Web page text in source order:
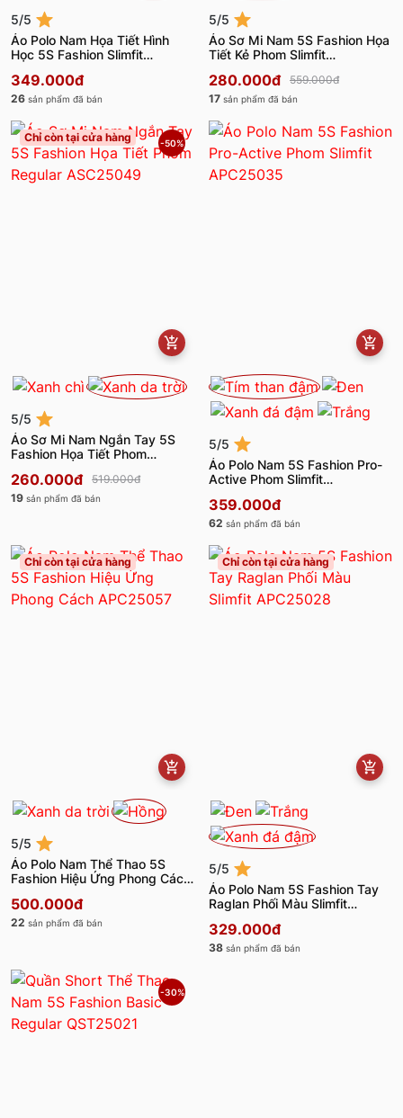
5/5
Áo Polo Nam Họa Tiết Hình
Học 5S Fashion Slimfit
349.000đ
26 sản phẩm đã bán
5/5
Áo Sơ Mi Nam 5S Fashion Họa
Tiết Kẻ Phom Slimfit
280.000đ
559.000đ
17 sản phẩm đã bán
Chỉ còn tại cửa hàng -50%
5/5
Áo Sơ Mi Nam Ngắn Tay 5S
Fashion Họa Tiết Phom
260.000đ
519.000đ
19 sản phẩm đã bán
5/5
Áo Polo Nam 5S Fashion Pro-
Active Phom Slimfit
359.000đ
62 sản phẩm đã bán
Chỉ còn tại cửa hàng
5/5
Áo Polo Nam Thể Thao 5S
Fashion Hiệu Ứng Phong Cách
500.000đ
22 sản phẩm đã bán
Chỉ còn tại cửa hàng
5/5
Áo Polo Nam 5S Fashion Tay
Raglan Phối Màu Slimfit
329.000đ
38 sản phẩm đã bán
-30%